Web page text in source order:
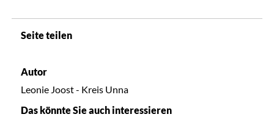
Seite teilen
Autor
Leonie Joost - Kreis Unna
Das könnte Sie auch interessieren